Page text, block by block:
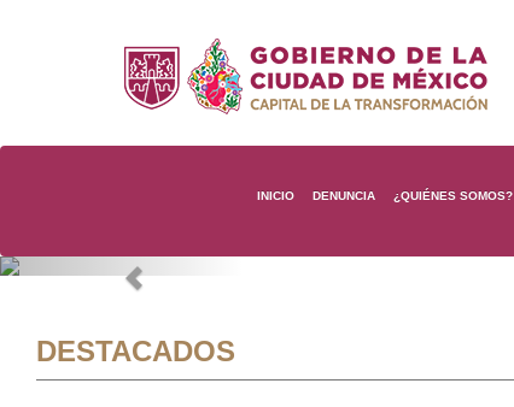
INICIO DENUNCIA ¿QUIÉNES SOMOS?
Previous
DESTACADOS